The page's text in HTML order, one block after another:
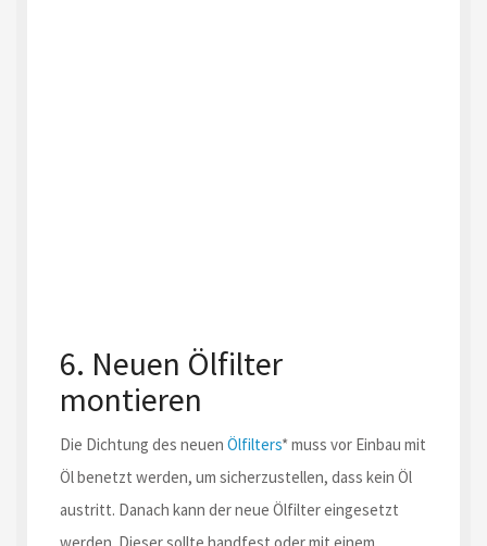
6. Neuen Ölfilter
montieren
Die Dichtung des neuen Ölfilters* muss vor Einbau mit
Öl benetzt werden, um sicherzustellen, dass kein Öl
austritt. Danach kann der neue Ölfilter eingesetzt